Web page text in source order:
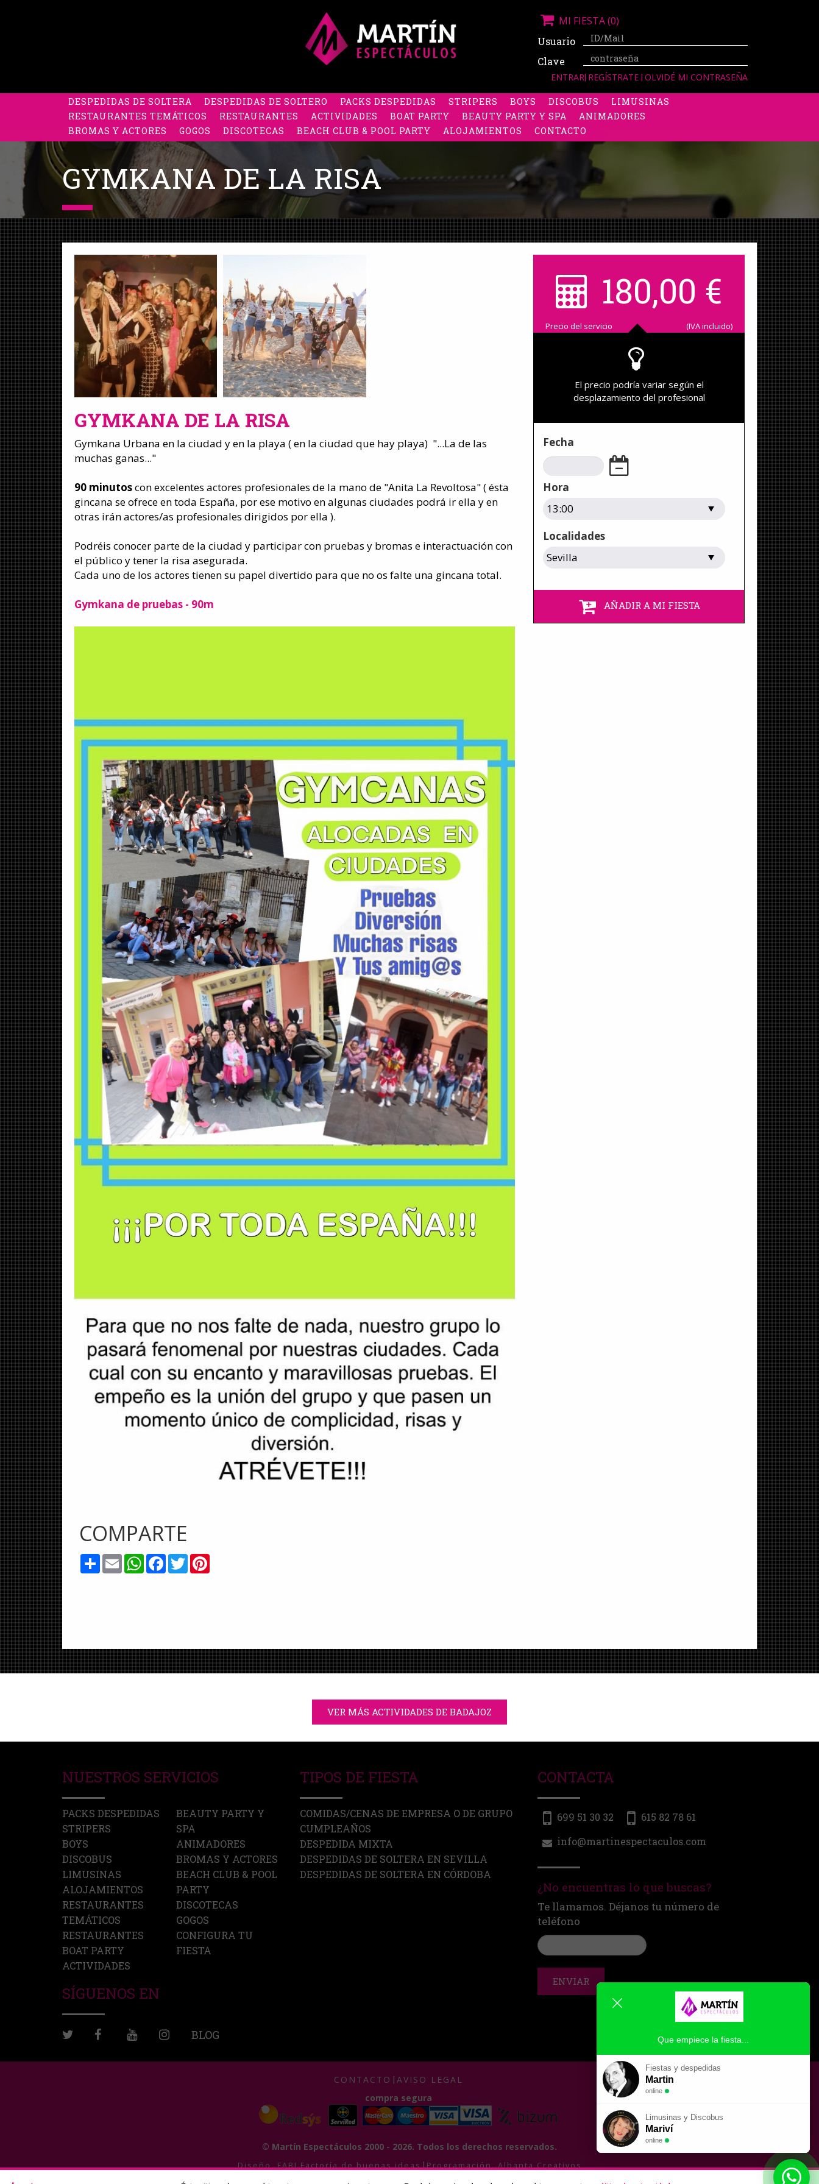
MI FIESTA(0)
Usuario
Clave
ENTRAR| REGÍSTRATE | OLVIDÉ MI CONTRASEÑA
DESPEDIDAS DE SOLTERA DESPEDIDAS DE SOLTERO PACKS DESPEDIDAS STRIPERS BOYS DISCOBUS
LIMUSINAS
RESTAURANTES TEMÁTICOS
RESTAURANTES ACTIVIDADES BOAT PARTY BEAUTY PARTY Y SPA
ANIMADORES
BROMAS Y ACTORES
GOGOS DISCOTECAS BEACH CLUB & POOL PARTY ALOJAMIENTOS CONTACTO
GYMKANA DE LA RISA
GYMKANA DE LA RISA
Gymkana Urbana en la ciudad y en la playa ( en la ciudad que hay playa) "...La de las
muchas ganas..."
90 minutoscon excelentes actores profesionales de la mano de "Anita La Revoltosa" ( ésta
gincana se ofrece en toda España, por ese motivo en algunas ciudades podrá ir ella y en
otras irán actores/as profesionales dirigidos por ella ).
Podréis conocer parte de la ciudad y participar con pruebas y bromas e interactuación con
el público y tener la risa asegurada.
Cada uno de los actores tienen su papel divertido para que no os falte una gincana total.
Gymkana de pruebas - 90m
COMPARTE
ShareEmailWhatsApp
Facebook
Twitter
180,00 €
Precio del servicio (IVA incluido)
El precio podría variar según el
desplazamiento del profesional
Fecha
Hora
Localidades
AÑADIR A MI FIESTA
VER MÁS ACTIVIDADES DE BADAJOZ
NUESTROS SERVICIOS
PACKS DESPEDIDAS
STRIPERS
BOYS
DISCOBUS
LIMUSINAS
ALOJAMIENTOS
RESTAURANTES
TEMÁTICOS
RESTAURANTES
BOAT PARTY
ACTIVIDADES
BEAUTY PARTY Y
SPA
ANIMADORES
BROMAS Y ACTORES
BEACH CLUB & POOL
PARTY
DISCOTECAS
GOGOS
CONFIGURA TU
FIESTA
SÍGUENOS EN
BLOG
TIPOS DE FIESTA
COMIDAS/CENAS DE EMPRESA O DE GRUPO
CUMPLEAÑOS
DESPEDIDA MIXTA
DESPEDIDAS DE SOLTERA EN SEVILLA
DESPEDIDAS DE SOLTERA EN CÓRDOBA
CONTACTA
699 51 30 32
615 82 78 61
info@martinespectaculos.com
¿No encuentras lo que buscas?
Te llamamos. Déjanos tu número de
teléfono
ENVIAR
CONTACTO | AVISO LEGAL
compra segura
© Martín Espectáculos 2000 - 2026. Todos los derechos reservados.
Diseño.FABIFactoría de buenas ideas|Programación.Albanta Creativos
Que empiece la fiesta...
Fiestas y despedidas
Martin
online
Limusinas y Discobus
Mariví
online